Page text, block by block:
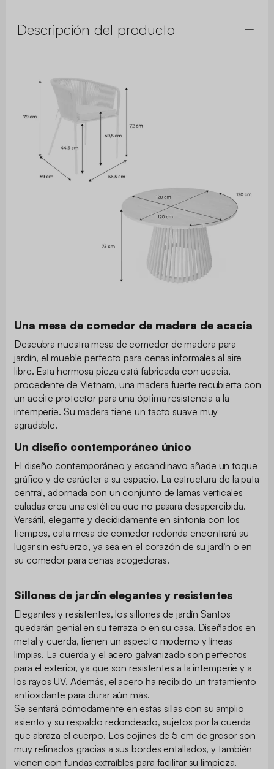
Descripción del producto
Una mesa de comedor de madera de acacia
Descubra nuestra mesa de comedor de madera para
jardín, el mueble perfecto para cenas informales al aire
libre. Esta hermosa pieza está fabricada con acacia,
procedente de Vietnam, una madera fuerte recubierta con
un aceite protector para una óptima resistencia a la
intemperie. Su madera tiene un tacto suave muy
agradable.
Un diseño contemporáneo único
El diseño contemporáneo y escandinavo añade un toque
gráfico y de carácter a su espacio. La estructura de la pata
central, adornada con un conjunto de lamas verticales
caladas crea una estética que no pasará desapercibida.
Versátil, elegante y decididamente en sintonía con los
tiempos, esta mesa de comedor redonda encontrará su
lugar sin esfuerzo, ya sea en el corazón de su jardín o en
su comedor para cenas acogedoras.
Sillones de jardín elegantes y resistentes
Elegantes y resistentes, los sillones de jardín Santos
quedarán genial en su terraza o en su casa. Diseñados en
metal y cuerda, tienen un aspecto moderno y líneas
limpias. La cuerda y el acero galvanizado son perfectos
para el exterior, ya que son resistentes a la intemperie y a
los rayos UV. Además, el acero ha recibido un tratamiento
antioxidante para durar aún más.
Se sentará cómodamente en estas sillas con su amplio
asiento y su respaldo redondeado, sujetos por la cuerda
que abraza el cuerpo. Los cojines de 5 cm de grosor son
muy refinados gracias a sus bordes entallados, y también
vienen con fundas extraíbles para facilitar su limpieza.